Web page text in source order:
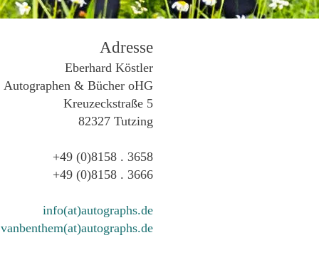
Adresse
Eberhard Köstler
Autographen & Bücher oHG
Kreuzeckstraße 5
82327 Tutzing
+49 (0)8158 . 3658
+49 (0)8158 . 3666
info(at)autographs.de
vanbenthem(at)autographs.de